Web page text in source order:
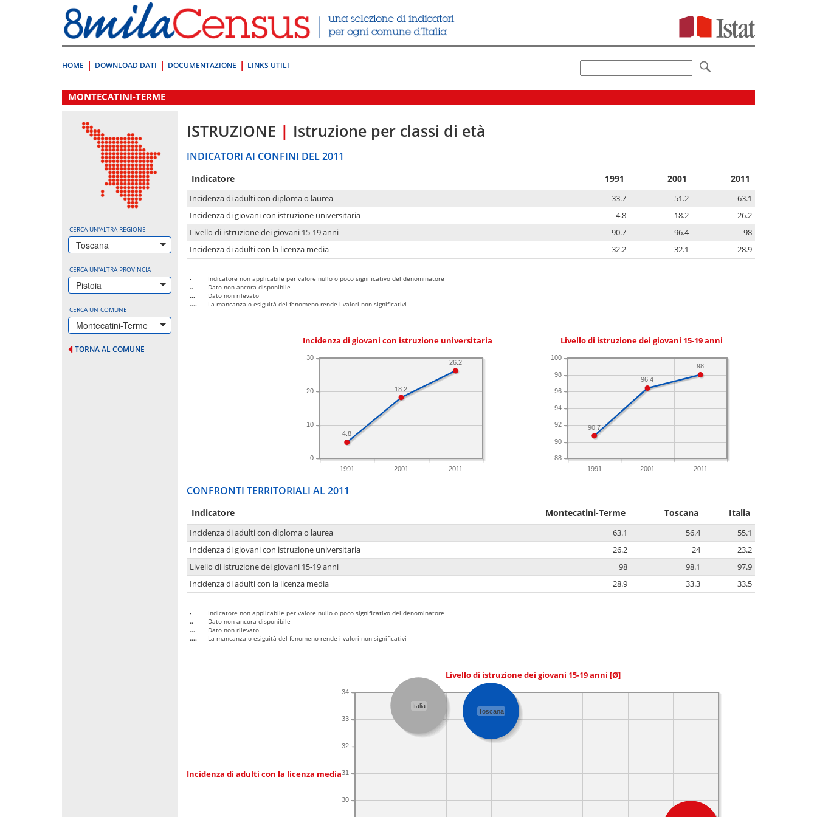
direttamente
a:
Contenuto
HOME DOWNLOAD DATI DOCUMENTAZIONE LINKS UTILI
.
MONTECATINI-TERME
CERCA UN'ALTRA REGIONE
Toscana
CERCA UN'ALTRA PROVINCIA
Pistoia
CERCA UN COMUNE
Montecatini-Terme
TORNA AL COMUNE
ISTRUZIONE | Istruzione per classi di età
INDICATORI AI CONFINI DEL 2011
Indicatore 1991 2001 2011
Incidenza di adulti con diploma o laurea 33.7 51.2
63.1
Incidenza di giovani con istruzione universitaria
4.8 18.2
26.2
Livello di istruzione dei giovani 15-19 anni
90.7 96.4
98
Incidenza di adulti con la licenza media
32.2 32.1 28.9
-
Indicatore non applicabile per valore nullo o poco significativo del denominatore
..
Dato non ancora disponibile
...
Dato non rilevato
....
La mancanza o esiguità del fenomeno rende i valori non significativi
Incidenza di giovani con istruzione universitaria
1991 2001 2011
0
10
20
30
26.2
18.2
4.8
Livello di istruzione dei giovani 15-19 anni
1991 2001 2011
88
90
92
94
96
98
100
98
96.4
90.7
CONFRONTI TERRITORIALI AL 2011
Indicatore Montecatini-Terme Toscana Italia
Incidenza di adulti con diploma o laurea 63.1 56.4
55.1
Incidenza di giovani con istruzione universitaria
26.2 24
23.2
Livello di istruzione dei giovani 15-19 anni
98 98.1
97.9
Incidenza di adulti con la licenza media
28.9 33.3 33.5
-
Indicatore non applicabile per valore nullo o poco significativo del denominatore
..
Dato non ancora disponibile
...
Dato non rilevato
....
La mancanza o esiguità del fenomeno rende i valori non significativi
Livello di istruzione dei giovani 15-19 anni [Ø]
Incidenza di adulti con la licenza media
30
31
32
33
34
Toscana
Italia